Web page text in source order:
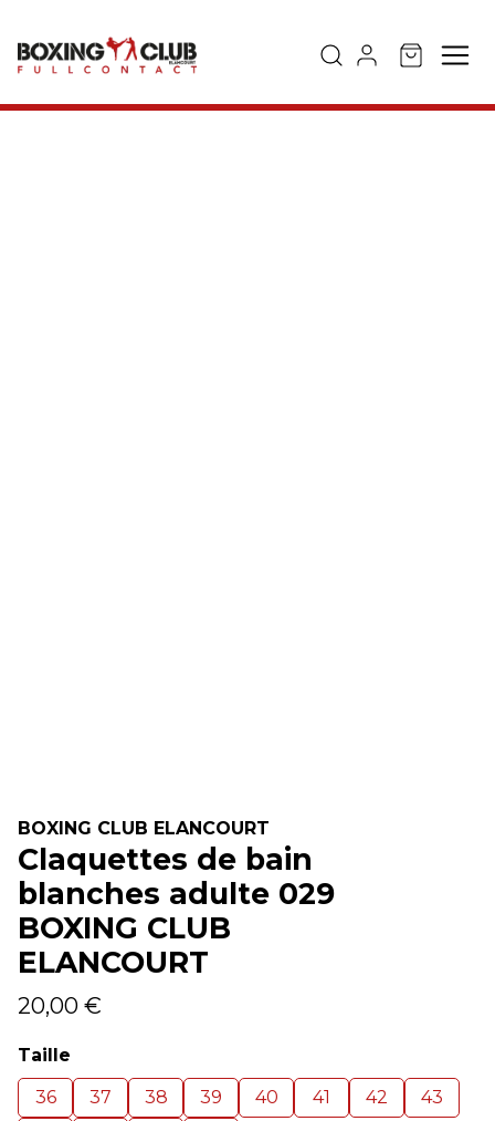
BOXING CLUB ELANCOURT
Claquettes de bain
blanches adulte 029
BOXING CLUB
ELANCOURT
20,00 €
Taille
36
37 38 39 40 41 42
43